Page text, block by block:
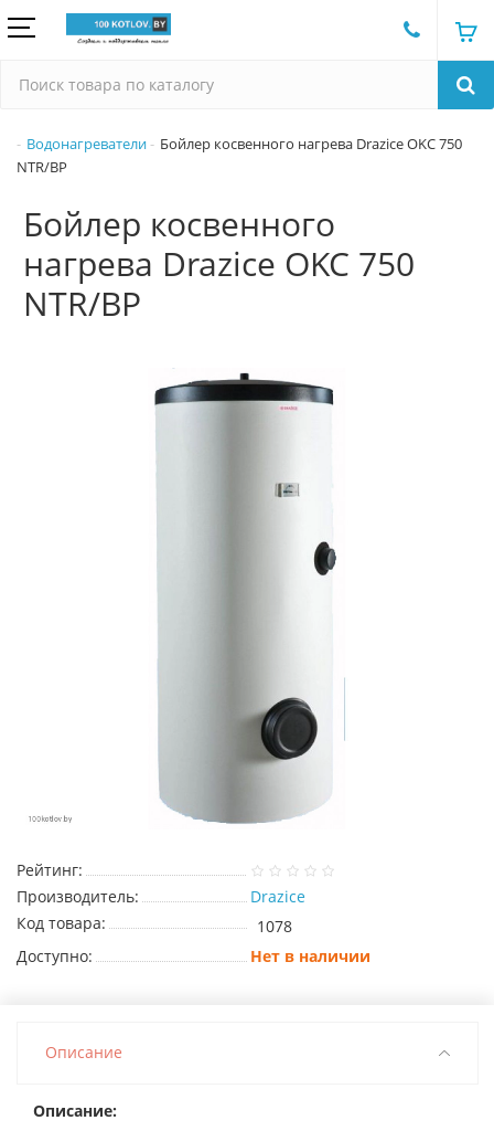
Водонагреватели
Бойлер косвенного нагрева Drazice OKC 750
NTR/BP
Бойлер косвенного
нагрева Drazice OKC 750
NTR/BP
Рейтинг:
Производитель:
Drazice
Код товара:
1078
Доступно:
Нет в наличии
Описание
Описание: